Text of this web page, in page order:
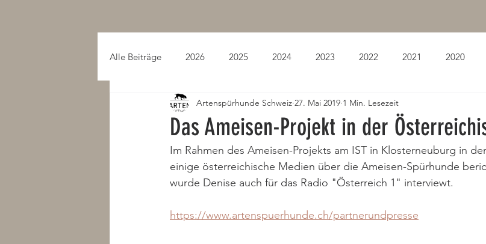
Alle Beiträge 2026 2025 2024 2023 2022 2021 2020
2014 2013
Das Ameisen-Projekt in der
Artenspürhunde Schweiz 27. Mai 2019 1 Min. Lesezeit
Im Rahmen des Ameisen-Projekts am IST in Klosterneuburg in
einige österreichische Medien über die Ameisen-Spürhunde
wurde Denise auch für das Radio "Österreich 1" interviewt.
https://www.artenspuerhunde.ch/partnerundpresse